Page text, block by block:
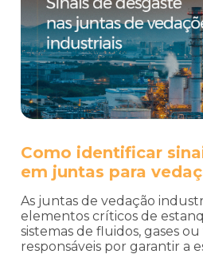
Como identificar
em juntas para
As juntas de vedação
elementos críticos de
sistemas de fluidos, gases ou
responsáveis por garantir a